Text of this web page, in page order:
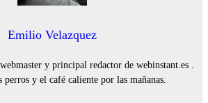
Emilio Velazquez
y principal redactor de webinstant.es .
perros y el café caliente por las mañanas.